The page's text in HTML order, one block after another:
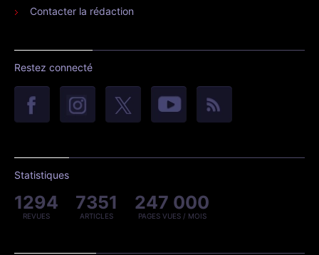
Contacter la rédaction
Restez connecté
Statistiques
1294
REVUES
7351
ARTICLES
247 000
PAGES VUES / MOIS